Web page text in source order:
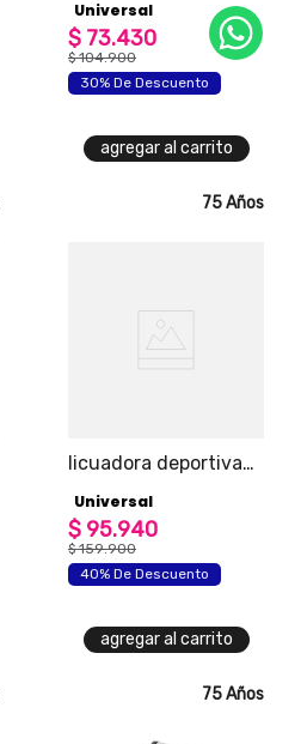
Universal
$ 73.430
$ 104.900
30% De Descuento
agregar al carrito
75 Años
licuadora deportiva
Universal
$ 95.940
$ 159.900
40% De Descuento
agregar al carrito
75 Años